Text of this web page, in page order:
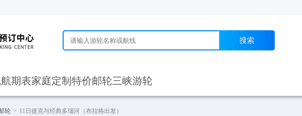
搜索
航期表家庭定制 特价邮轮三峡游轮
轮 > 11日捷克与经典多瑙河（布拉格出发）